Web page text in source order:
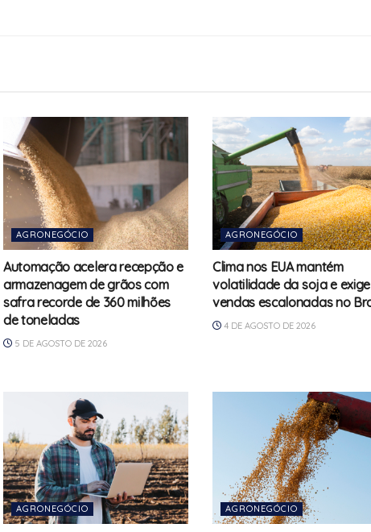
AGRONEGÓCIO
Automação acelera recepção e
armazenagem de grãos com
safra recorde de 360 milhões
de toneladas
5 DE AGOSTO DE 2026
AGRONEGÓCIO
Clima nos EUA mantém
volatilidade da soja e exige
vendas escalonadas no
4 DE AGOSTO DE 2026
AGRONEGÓCIO AGRONEGÓCIO